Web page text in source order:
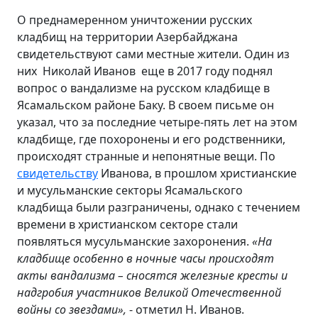
О преднамеренном уничтожении русских
кладбищ на территории Азербайджана
свидетельствуют сами местные жители. Один из
них ­ Николай Иванов ­ еще в 2017 году поднял
вопрос о вандализме на русском кладбище в
Ясамальском районе Баку. В своем письме он
указал, что за последние четыре-пять лет на этом
кладбище, где похоронены и его родственники,
происходят странные и непонятные вещи. По
свидетельству Иванова, в прошлом христианские
и мусульманские секторы Ясамальского
кладбища были разграничены, однако с течением
времени в христианском секторе стали
появляться мусульманские захоронения. «На
кладбище особенно в ночные часы происходят
акты вандализма – сносятся железные кресты и
надгробия участников Великой Отечественной
войны со звездами», - отметил Н. Иванов.